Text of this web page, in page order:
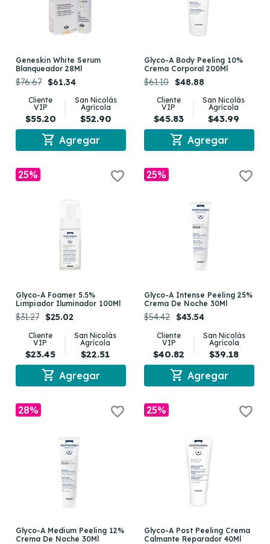
Geneskin White Serum
Blanqueador 28Ml
$76.67 $61.34
Cliente
VIP
$55.20
San Nicolás
Agrícola
$52.90
shopping_cart Agregar
Glyco-A Body Peeling 10%
Crema Corporal 200Ml
$61.10 $48.88
Cliente
VIP
$45.83
San Nicolás
Agrícola
$43.99
shopping_cart Agregar
25%
Glyco-A Foamer 5.5%
Limpiador Iluminador 100Ml
$31.27 $25.02
Cliente
VIP
$23.45
San Nicolás
Agrícola
$22.51
shopping_cart Agregar
25%
Glyco-A Intense Peeling 25%
Crema De Noche 30Ml
$54.42 $43.54
Cliente
VIP
$40.82
San Nicolás
Agrícola
$39.18
shopping_cart Agregar
28%
Glyco-A Medium Peeling 12%
Crema De Noche 30Ml
25%
Glyco-A Post Peeling Crema
Calmante Reparador 40Ml